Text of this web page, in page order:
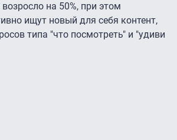
на 50%, при этом
ищут новый для себя контент,
типа "что посмотреть" и "удиви